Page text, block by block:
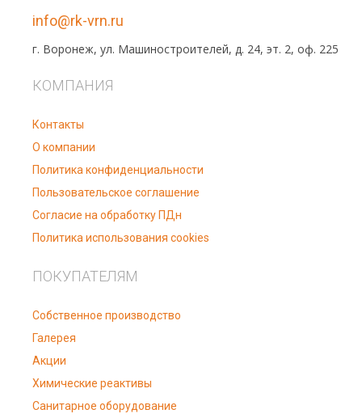
info@rk-vrn.ru
г. Воронеж, ул. Машиностроителей, д. 24, эт. 2, оф. 225
КОМПАНИЯ
Контакты
О компании
Политика конфиденциальности
Пользовательское соглашение
Согласие на обработку ПДн
Политика использования cookies
ПОКУПАТЕЛЯМ
Собственное производство
Галерея
Акции
Химические реактивы
Санитарное оборудование